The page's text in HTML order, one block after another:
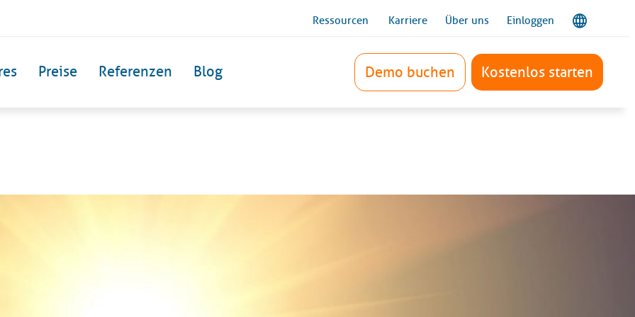
Ressourcen Karriere Über uns Einloggen
Preise Referenzen Blog Demo buchen Kostenlos starten